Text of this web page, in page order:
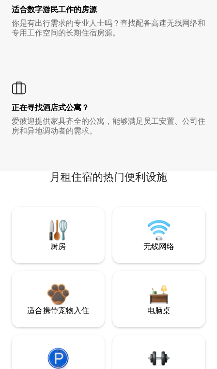
适合数字游民工作的房源
你是有出行需求的专业人士吗？查找配备高速无线网络和
专用工作空间的长期住宿房源。
正在寻找酒店式公寓？
爱彼迎提供家具齐全的公寓，能够满足员工安置、公司住
房和异地调动者的需求。
月租住宿的热门便利设施
厨房 无线网络
适合携带宠物入住 电脑桌